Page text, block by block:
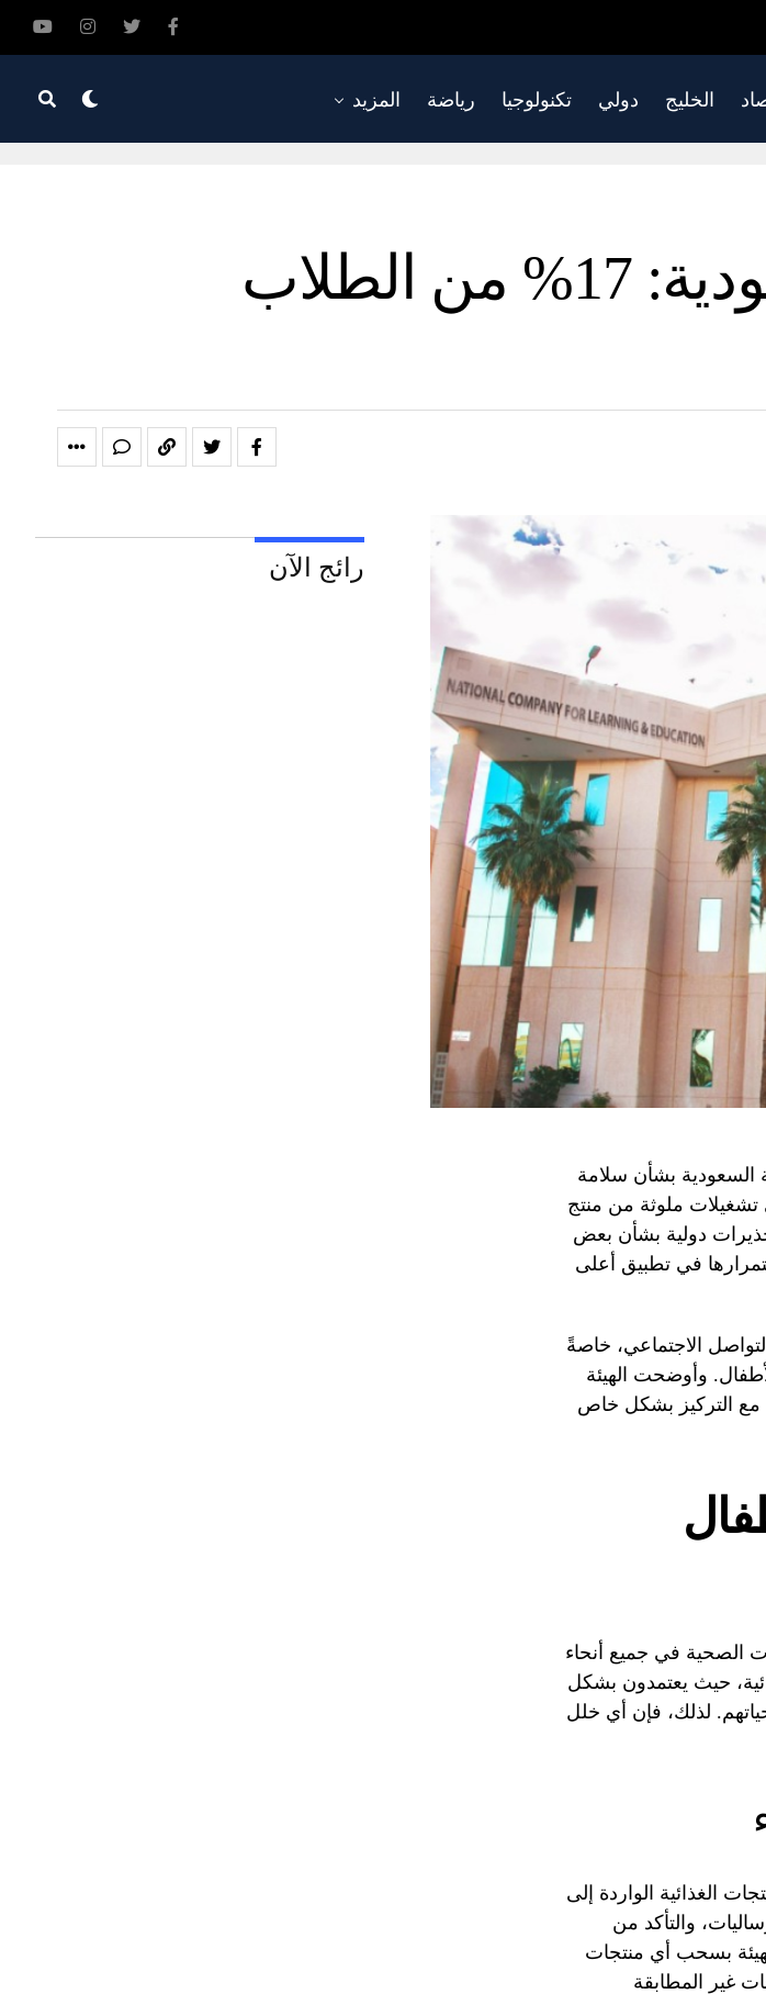
الخليج دولي تكنولوجيا رياضة المزيد
نمو التعليم الخاص في السعودية: 17% من الطلاب
السعودية بشأن سلامة
تشغيلات ملوثة من منتج
دولية بشأن بعض
في تطبيق أعلى
الاجتماعي، خاصةً
وأوضحت الهيئة
مع التركيز بشكل خاص
الصحية في جميع أنحاء
حيث يعتمدون بشكل
لذلك، فإن أي خلل
الغذائية الواردة إلى
والتأكد من
بسحب أي منتجات
غير المطابقة
رائج الآن